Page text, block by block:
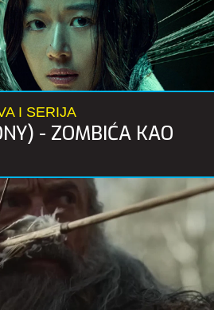
I SERIJA
- ZOMBIĆA KAO